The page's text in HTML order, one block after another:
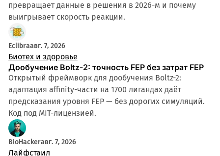
превращает данные в решения в 2026-м и почему
выигрывает скорость реакции.
Eclibraавг. 7, 2026
Биотех и здоровье
Дообучение Boltz-2: точность FEP без затрат FEP
Открытый фреймворк для дообучения Boltz-2:
адаптация affinity-части на 1700 лигандах даёт
предсказания уровня FEP — без дорогих симуляций.
Код под MIT-лицензией.
BioHackerавг. 7, 2026
Лайфстаил